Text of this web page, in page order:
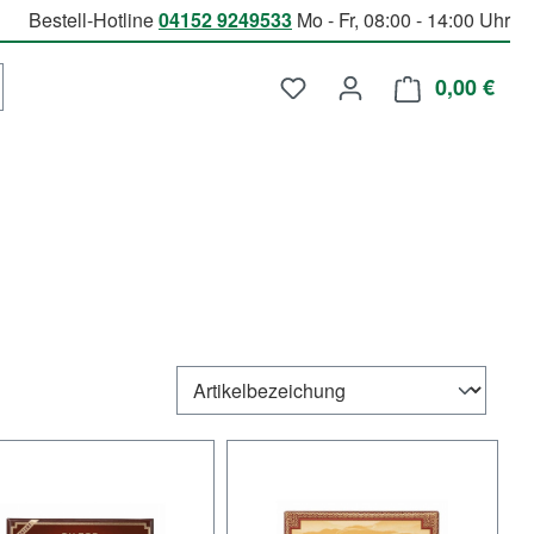
Bestell-Hotline04152 9249533 Mo - Fr, 08:00 - 14:00 Uhr
Du hast 0 Produkte auf
0,00 €